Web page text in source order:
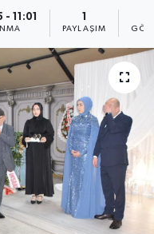
11:01 1
PAYLAŞIM